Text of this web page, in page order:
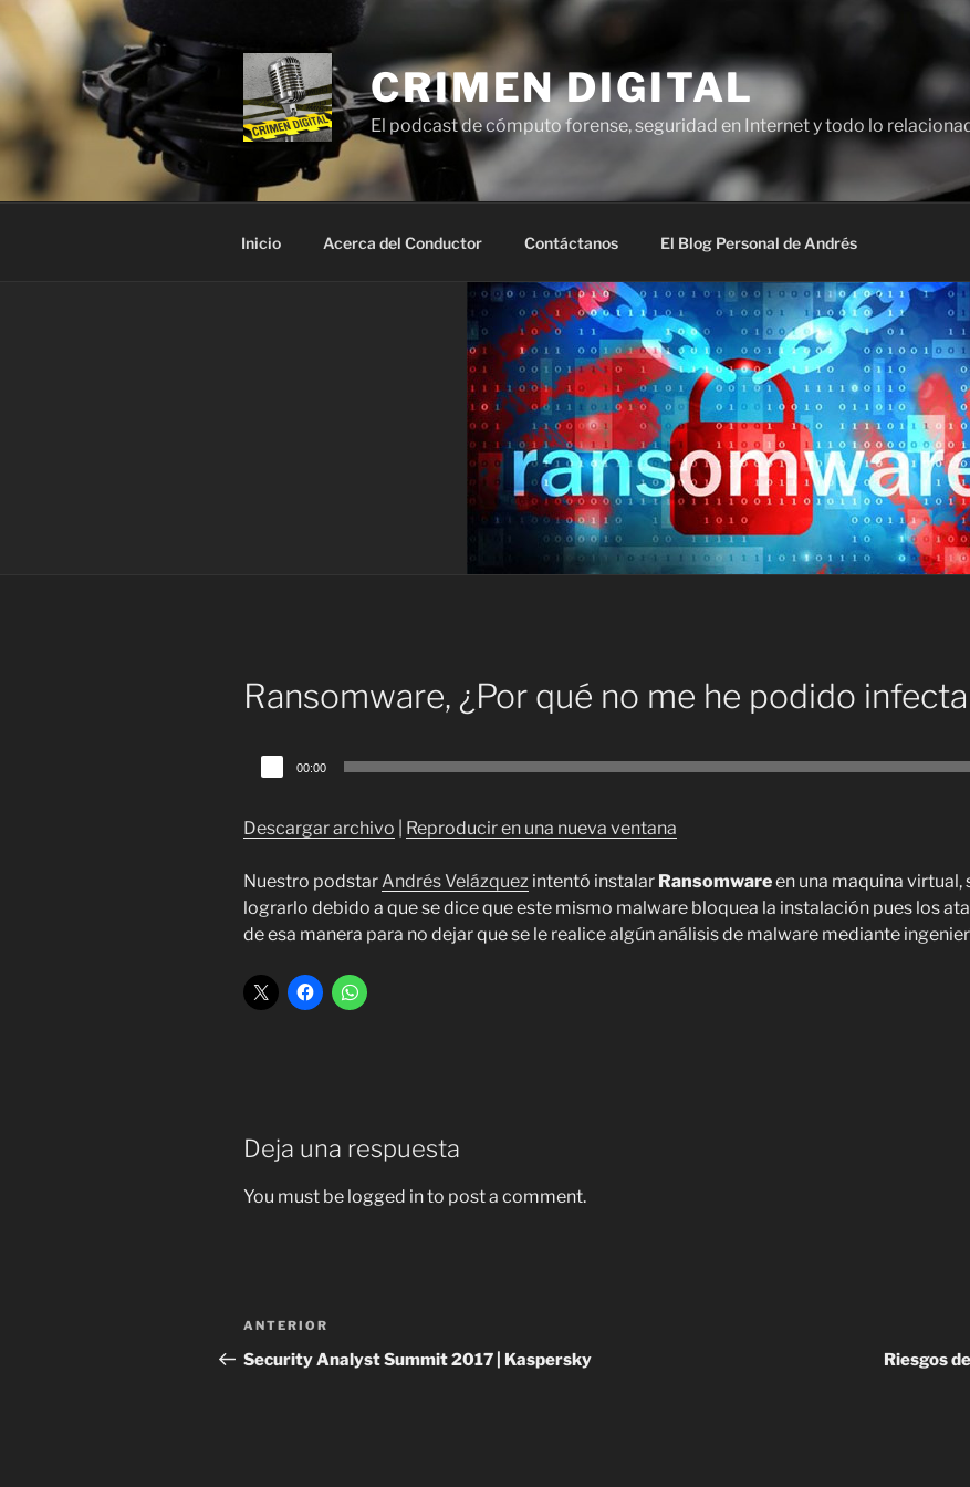
Saltar
al
contenido
CRIMEN DIGITAL
El podcast de cómputo forense, seguridad en Internet y todo lo
Inicio Acerca del Conductor Contáctanos El Blog Personal de Andrés
Ransomware, ¿Por qué no me he podido
Reproductor
de
00:00
Descargar archivo Reproducir en una nueva ventana
Nuestro podstarAndrés Velázquez intentó instalar Ransomwareen una maquina
lograrlo debido a que se dice que este mismo malware bloquea la instalación pues los
de esa manera para no dejar que se le realice algún análisis de malware mediante
Deja una respuesta
You must be logged in to post a comment.
Navegación
de
Entrada
anterior:
ANTERIOR
Security Analyst Summit 2017 | Kaspersky Riesgos